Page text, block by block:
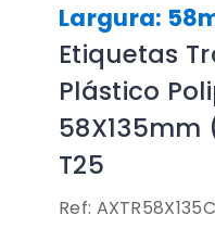
Largura:
Etiquetas
Plástico
T25
Ref: